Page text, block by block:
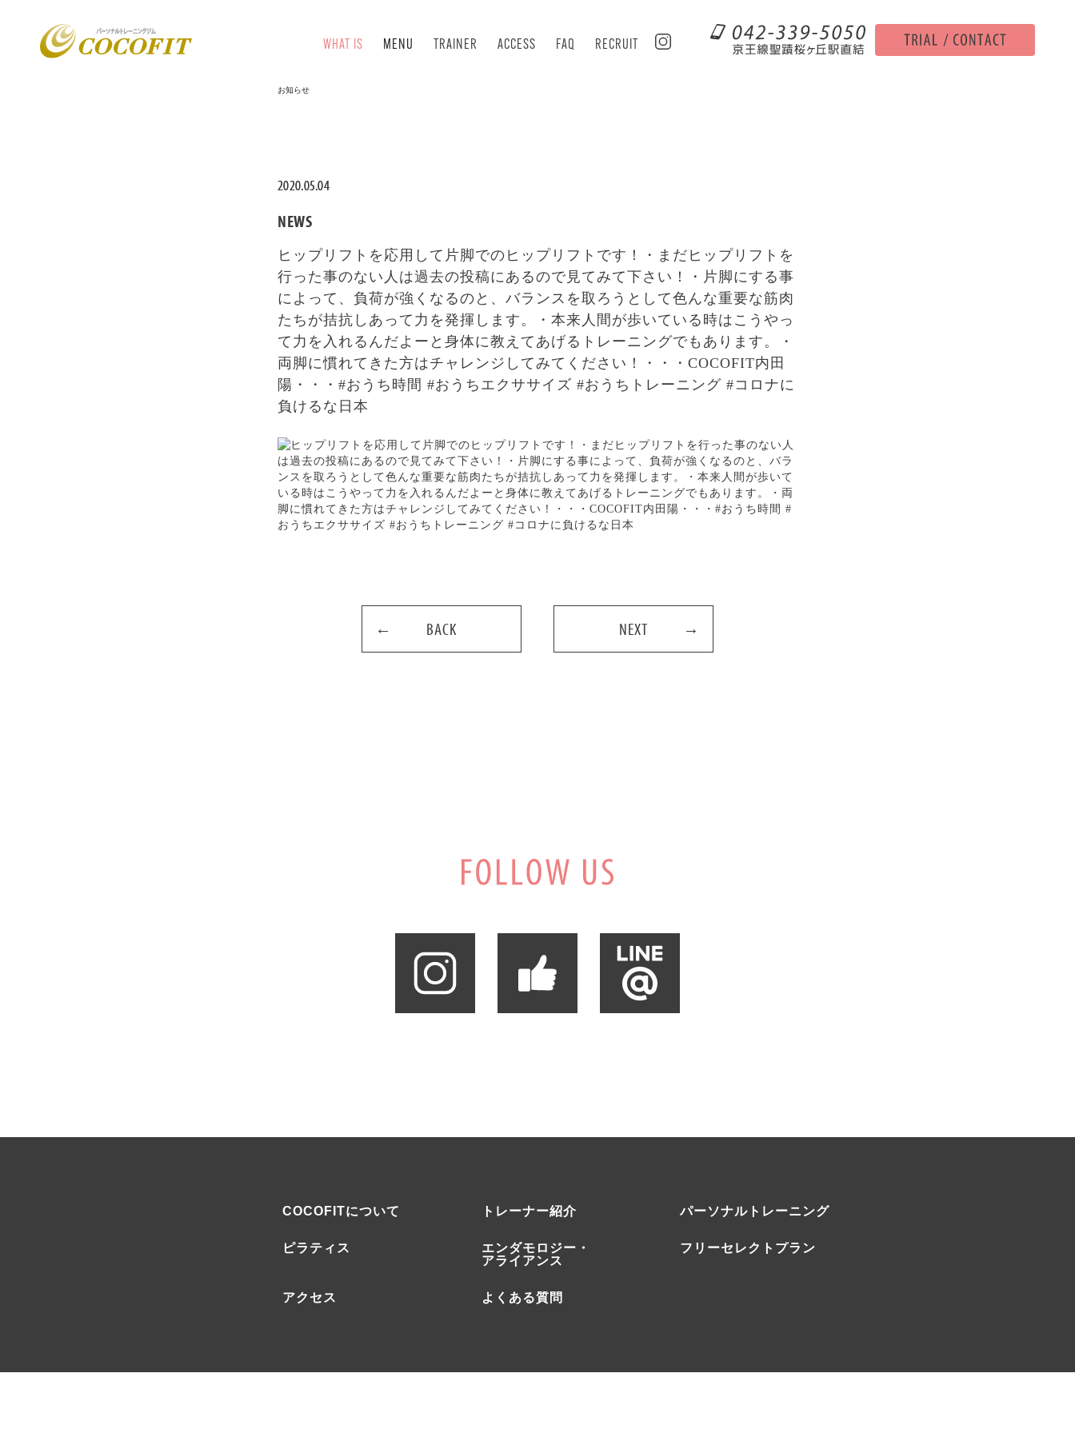
WHAT IS MENU TRAINER ACCESS FAQ RECRUIT
お知らせ
2020.05.04
NEWS
ヒップリフトを応用して片脚でのヒップリフトです！・まだヒップリフトを
行った事のない人は過去の投稿にあるので見てみて下さい！・片脚にする事
によって、負荷が強くなるのと、バランスを取ろうとして色んな重要な筋肉
たちが拮抗しあって力を発揮します。・本来人間が歩いている時はこうやっ
て力を入れるんだよーと身体に教えてあげるトレーニングでもあります。・
両脚に慣れてきた方はチャレンジしてみてください！・・・COCOFIT内田
陽・・・#おうち時間 #おうちエクササイズ #おうちトレーニング #コロナに
負けるな日本
BACK NEXT
COCOFITについて トレーナー紹介 パーソナルトレーニング
ピラティス
エンダモロジー・
アライアンス
フリーセレクトプラン
アクセス よくある質問